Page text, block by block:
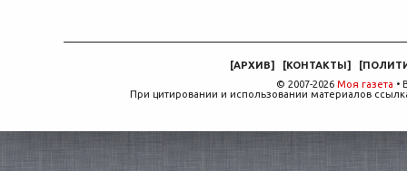
[АРХИВ] [КОНТАКТЫ] [
© 2007-2026 Моя газета •
При цитировании и использовании материалов